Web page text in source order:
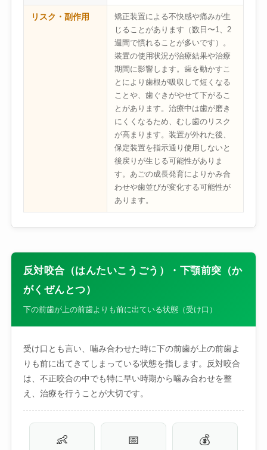
リスク・副作用
矯正装置による不快感や痛みが生
じることがあります（数日〜1、2
週間で慣れることが多いです）。
装置の使用状況が治療結果や治療
期間に影響します。歯を動かすこ
とにより歯根が吸収して短くなる
ことや、歯ぐきがやせて下がるこ
とがあります。治療中は歯が磨き
にくくなるため、むし歯のリスク
が高まります。装置が外れた後、
保定装置を指示通り使用しないと
後戻りが生じる可能性がありま
す。あごの成長発育によりかみ合
わせや歯並びが変化する可能性が
あります。
反対咬合（はんたいこうごう）・下顎前突（か
がくぜんとつ）
下の前歯が上の前歯よりも前に出ている状態（受け口）
受け口とも言い、噛み合わせた時に下の前歯が上の前歯よ
りも前に出てきてしまっている状態を指します。反対咬合
は、不正咬合の中でも特に早い時期から噛み合わせを整
え、治療を行うことが大切です。
👶 📅 💰